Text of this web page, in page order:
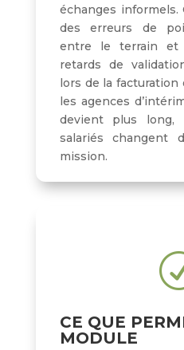
échanges
des erreurs de
entre le terrain et
retards de
lors de la facturation
les agences
devient plus long,
salariés changent
mission.
CE QUE
MODULE